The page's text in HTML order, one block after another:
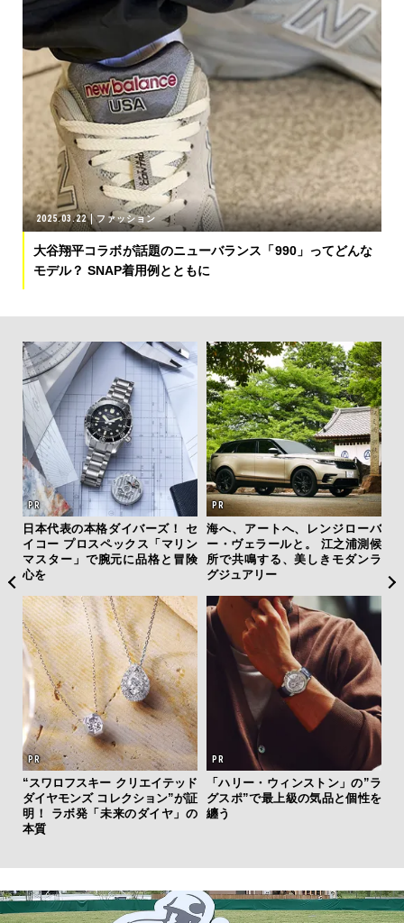
2025.03.22 ファッション
大谷翔平コラボが話題のニューバランス「990」ってどんな
モデル？ SNAP着用例とともに
日本代表の本格ダイバーズ！ セ
イコー プロスペックス「マリン
マスター」で腕元に品格と冒険
心を
海へ、アートへ、レンジローバ
ー・ヴェラールと。 江之浦測候
所で共鳴する、美しきモダンラ
グジュアリー
“スワロフスキー クリエイテッド
ダイヤモンズ コレクション”が証
明！ ラボ発「未来のダイヤ」の
本質
「ハリー・ウィンストン」の”ラ
グスポ”で最上級の気品と個性を
纏う